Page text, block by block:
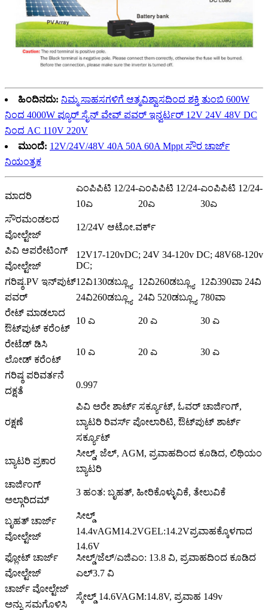
ಹಿಂದಿನದು: ನಿಮ್ಮ ಸಾಹಸಗಳಿಗೆ ಆತ್ಮವಿಶ್ವಾಸದಿಂದ ಶಕ್ತಿ ತುಂಬಿ 600W
ನಿಂದ 4000W ಪ್ಯೂರ್ ಸೈನ್ ವೇವ್ ಪವರ್ ಇನ್ವರ್ಟರ್ 12V 24V 48V DC
ನಿಂದ AC 110V 220V
ಮುಂದೆ: 12V/24V/48V 40A 50A 60A Mppt ಸೌರ ಚಾರ್ಜ್
ನಿಯಂತ್ರಕ
ಮಾದರಿ
ಎಂಪಿಪಿಟಿ 12/24-
10ಎ
ಎಂಪಿಪಿಟಿ 12/24-
20ಎ
ಎಂಪಿಪಿಟಿ 12/24-
30ಎ
ಸೌರಮಂಡಲದ
ವೋಲ್ಟೇಜ್
12/24V ಆಟೋ.ವರ್ಕ್
ಪಿವಿ ಆಪರೇಟಿಂಗ್
ವೋಲ್ಟೇಜ್
12V17-120vDC; 24V 34-120v DC; 48V68-120v
DC;
ಗರಿಷ್ಠ.PV ಇನ್‌ಪುಟ್
ಪವರ್
12ವಿ130ಡಬ್ಲ್ಯೂ
24ವಿ260ಡಬ್ಲ್ಯೂ
12ವಿ260ಡಬ್ಲ್ಯೂ
24ವಿ 520ಡಬ್ಲ್ಯೂ
12ವಿ390ವಾ 24ವಿ
780ವಾ
ರೇಟ್ ಮಾಡಲಾದ
ಔಟ್‌ಪುಟ್ ಕರೆಂಟ್
10 ಎ 20 ಎ 30 ಎ
ರೇಟೆಡ್ ಡಿಸಿ
ಲೋಡ್ ಕರೆಂಟ್
10 ಎ 20 ಎ 30 ಎ
ಗರಿಷ್ಠ ಪರಿವರ್ತನೆ
ದಕ್ಷತೆ
0.997
ರಕ್ಷಣೆ
ಪಿವಿ ಅರೇ ಶಾರ್ಟ್ ಸರ್ಕ್ಯೂಟ್, ಓವರ್ ಚಾರ್ಜಿಂಗ್,
ಬ್ಯಾಟರಿ ರಿವರ್ಸ್ ಪೋಲಾರಿಟಿ, ಔಟ್‌ಪುಟ್ ಶಾರ್ಟ್
ಸರ್ಕ್ಯೂಟ್
ಬ್ಯಾಟರಿ ಪ್ರಕಾರ
ಸೀಲ್ಡ್, ಜೆಲ್, AGM, ಪ್ರವಾಹದಿಂದ ಕೂಡಿದ, ಲಿಥಿಯಂ
ಬ್ಯಾಟರಿ
ಚಾರ್ಜಿಂಗ್
ಅಲ್ಗಾರಿದಮ್
3 ಹಂತ: ಬೃಹತ್, ಹೀರಿಕೊಳ್ಳುವಿಕೆ, ತೇಲುವಿಕೆ
ಬೃಹತ್ ಚಾರ್ಜ್
ವೋಲ್ಟೇಜ್
ಸೀಲ್ಡ್
14.4vAGM14.2VGEL:14.2Vಪ್ರವಾಹಕ್ಕೊಳಗಾದ
14.6V
ಫ್ಲೋಟ್ ಚಾರ್ಜ್
ವೋಲ್ಟೇಜ್
ಸೀಲ್ಡ್/ಜೆಲ್/ಎಜಿಎಂ: 13.8 ವಿ, ಪ್ರವಾಹದಿಂದ ಕೂಡಿದ
ಎಲ್3.7 ವಿ
ಚಾರ್ಜ್ ವೋಲ್ಟೇಜ್
ಅನ್ನು ಸಮಗೊಳಿಸಿ
ಸ್ಕೇಲ್ಡ್ 14.6VAGM:14.8V, ಪ್ರವಾಹ 149v